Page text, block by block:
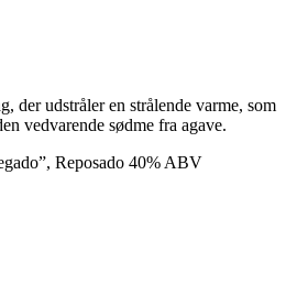
der udstråler en strålende varme, som
vedvarende sødme fra agave.
Reposado 40% ABV